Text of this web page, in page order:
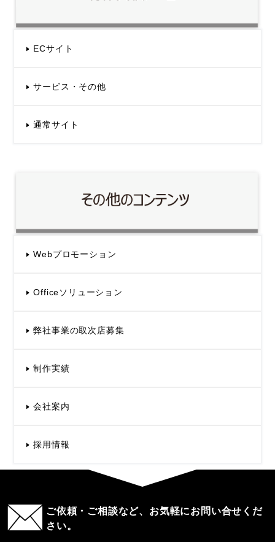
ECサイト
サービス・その他
通常サイト
Webプロモーション
Officeソリューション
弊社事業の取次店募集
制作実績
会社案内
採用情報
ご依頼・ご相談など、お気軽にお問い合せくだ
さい。